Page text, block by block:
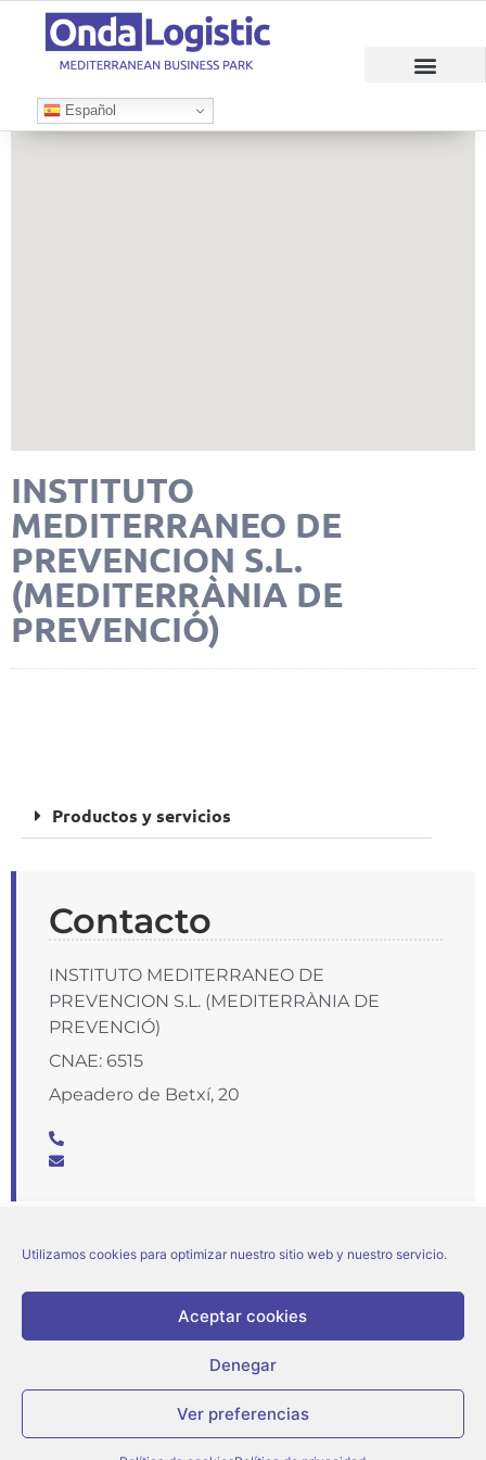
Utilizamos cookies para optimizar nuestro sitio web y nuestro servicio.
Aceptar cookies
Denegar
Ver preferencias
Español
INSTITUTO
MEDITERRANEO DE
PREVENCION S.L.
(MEDITERRÀNIA DE
PREVENCIÓ)
Productos y servicios
Contacto
INSTITUTO MEDITERRANEO DE
PREVENCION S.L. (MEDITERRÀNIA DE
PREVENCIÓ)
CNAE: 6515
Apeadero de Betxí, 20
Aviso legal
Política de cookies